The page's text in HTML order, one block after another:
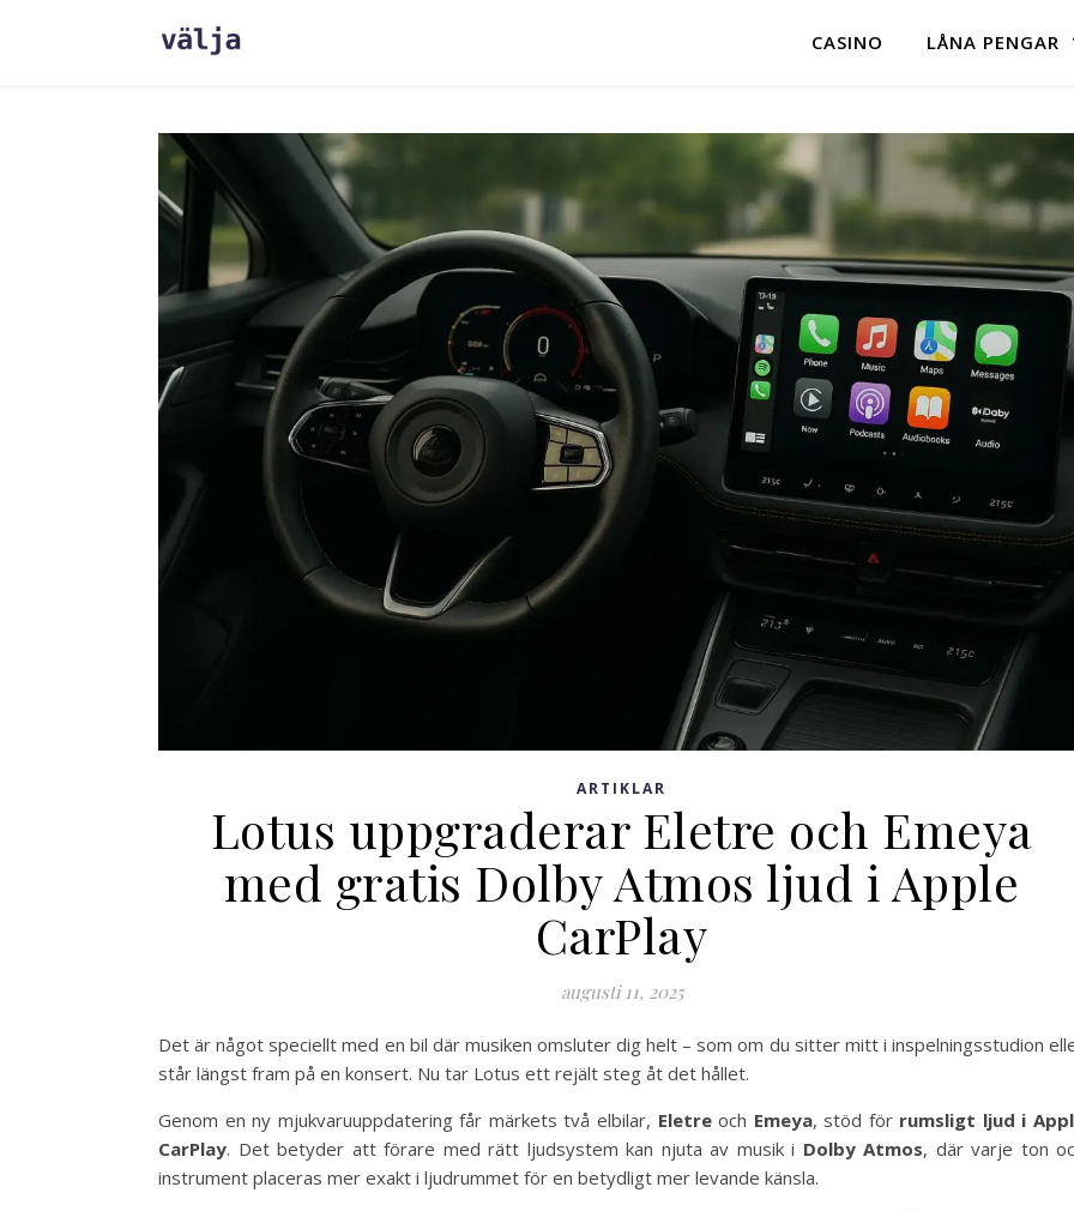
CASINO LÅNA PENGAR
ARTIKLAR
Lotus uppgraderar Eletre och Emeya
med gratis Dolby Atmos ljud i Apple
CarPlay
augusti 11, 2025
Det är något speciellt med en bil där musiken omsluter dig helt – som om du sitter mitt i inspelningsstudion
står längst fram på en konsert. Nu tar Lotus ett rejält steg åt det hållet.
Genom en ny mjukvaruuppdatering får märkets två elbilar, Eletreoch Emeya, stöd för rumsligt ljud i
CarPlay. Det betyder att förare med rätt ljudsystem kan njuta av musik i Dolby Atmos, där varje ton
instrument placeras mer exakt i ljudrummet för en betydligt mer levande känsla.